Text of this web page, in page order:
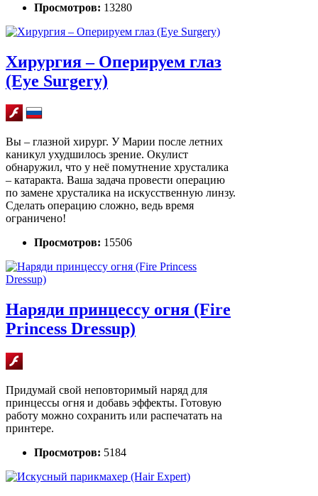
Просмотров: 13280
Хирургия – Оперируем глаз
(Eye Surgery)
Вы – глазной хирург. У Марии после летних
каникул ухудшилось зрение. Окулист
обнаружил, что у неё помутнение хрусталика
– катаракта. Ваша задача провести операцию
по замене хрусталика на искусственную линзу.
Сделать операцию сложно, ведь время
ограничено!
Просмотров: 15506
Наряди принцессу огня (Fire
Princess Dressup)
Придумай свой неповторимый наряд для
принцессы огня и добавь эффекты. Готовую
работу можно сохранить или распечатать на
принтере.
Просмотров: 5184